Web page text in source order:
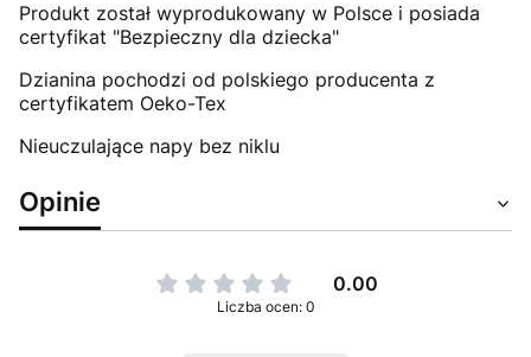
Produkt został wyprodukowany w Polsce i posiada
certyfikat "Bezpieczny dla dziecka"
Dzianina pochodzi od polskiego producenta z
certyfikatem Oeko-Tex
Nieuczulające napy bez niklu
Opinie
0.00
Liczba ocen: 0